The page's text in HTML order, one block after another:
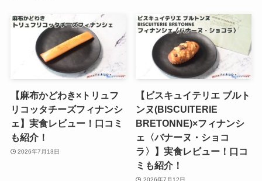
【麻布かどわき×トリュフ
リコッタチーズフィナンシ
ェ】実食レビュー！口コミ
も紹介！
2026年7月13日
【ビスキュイテリエ ブルト
ンヌ(BISCUITERIE
BRETONNE)×フィナンシ
ェ〈バナーヌ・ショコ
ラ〉】実食レビュー！口コ
ミも紹介！
2026年7月12日